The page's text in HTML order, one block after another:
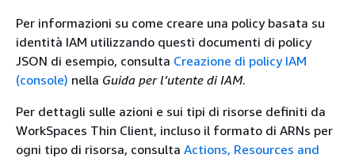
Per informazioni su come creare una policy basata su
identità IAM utilizzando questi documenti di policy
JSON di esempio, consulta Creazione di policy IAM
(console) nella Guida per l’utente di IAM.
Per dettagli sulle azioni e sui tipi di risorse definiti da
WorkSpaces Thin Client, incluso il formato di ARNs per
ogni tipo di risorsa, consulta Actions, Resources and